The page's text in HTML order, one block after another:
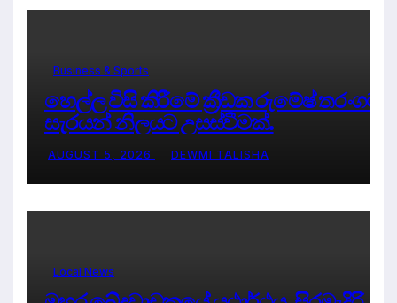
Business & Sports
හෙල්ල විසි කිරීමේ ක්‍රීඩක රුමේෂ් තරංගට
සැරයන් නිලයට උසස්වීමක්.
AUGUST 5, 2026 DEWMI TALISHA
Local News